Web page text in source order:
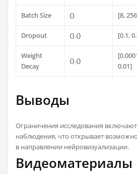
Batch Size {} [8,
Dropout {}.{} [0.1,
Weight
Decay
{}.{}
0.01]
Выводы
Ограничения исследования
наблюдения, что открывает
в направлении нейровизуализации.
Видеоматериалы